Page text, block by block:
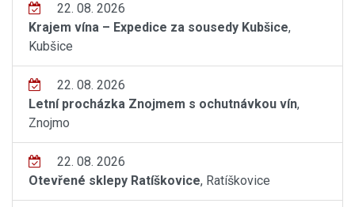
22. 08. 2026
Krajem vína – Expedice za sousedy Kubšice,
Kubšice
22. 08. 2026
Letní procházka Znojmem s ochutnávkou vín,
Znojmo
22. 08. 2026
Otevřené sklepy Ratíškovice, Ratíškovice